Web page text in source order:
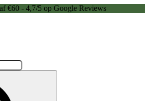
€60 - 4,7/5 op Google Reviews